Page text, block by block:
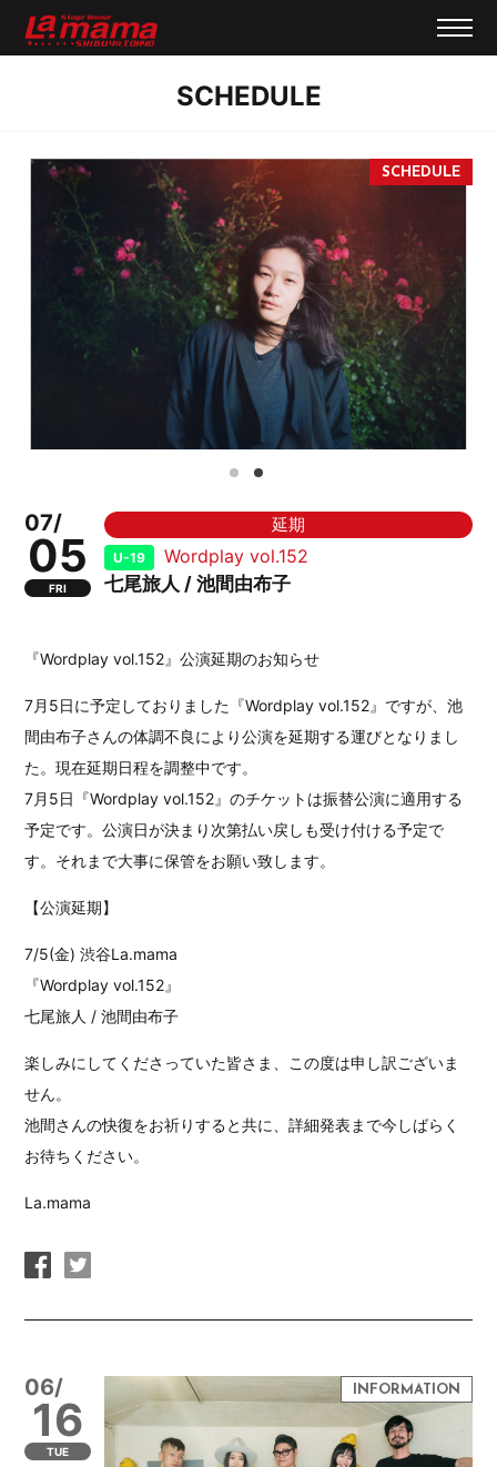
SCHEDULE
07/
05
FRI
延期
U-19
Wordplay vol.152
七尾旅人 / 池間由布子
『Wordplay vol.152』公演延期のお知らせ
7月5日に予定しておりました『Wordplay vol.152』ですが、池
間由布子さんの体調不良により公演を延期する運びとなりまし
た。現在延期日程を調整中です。
7月5日『Wordplay vol.152』のチケットは振替公演に適用する
予定です。公演日が決まり次第払い戻しも受け付ける予定で
す。それまで大事に保管をお願い致します。
【公演延期】
7/5(金) 渋谷La.mama
『Wordplay vol.152』
七尾旅人 / 池間由布子
楽しみにしてくださっていた皆さま、この度は申し訳ございま
せん。
池間さんの快復をお祈りすると共に、詳細発表まで今しばらく
お待ちください。
La.mama
06/
16
TUE